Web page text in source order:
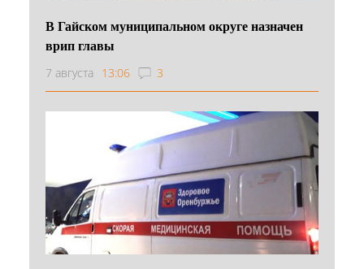
В Гайском муниципальном округе назначен
врип главы
7 августа 13:06 3